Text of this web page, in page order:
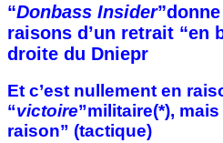
“Donbass Insider
raisons d’un retrait “en
droite du Dniepr
Et c’est nullement en
“victoire”militaire(*),
raison” (tactique)